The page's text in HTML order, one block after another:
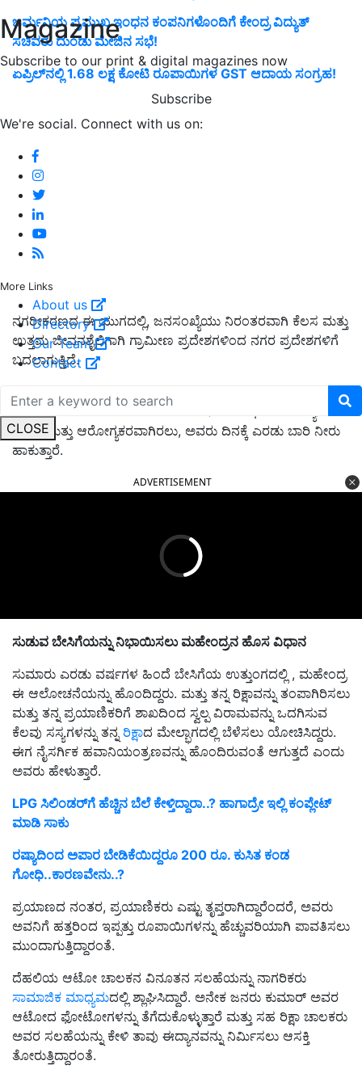
Magazine
Subscribe to our print & digital magazines now
Subscribe
We're social. Connect with us on:
More Links
About us
Directory
Our Team
Contact
CLOSE
ಜರ್ಮನಿಯ ಪ್ರಮುಖ ಇಂಧನ ಕಂಪನಿಗಳೊಂದಿಗೆ ಕೇಂದ್ರ ವಿದ್ಯುತ್
ಸಚಿವರು ದುಂಡು ಮೇಜಿನ ಸಭೆ!
ಏಪ್ರಿಲ್‌ನಲ್ಲಿ 1.68 ಲಕ್ಷ ಕೋಟಿ ರೂಪಾಯಿಗಳ GST ಆದಾಯ ಸಂಗ್ರಹ!
ನಗರೀಕರಣದ ಈ ಯುಗದಲ್ಲಿ, ಜನಸಂಖ್ಯೆಯು ನಿರಂತರವಾಗಿ ಕೆಲಸ ಮತ್ತು
ಉತ್ತಮ ಜೀವನಶೈಲಿಗಾಗಿ ಗ್ರಾಮೀಣ ಪ್ರದೇಶಗಳಿಂದ ನಗರ ಪ್ರದೇಶಗಳಿಗೆ
ಬದಲಾಗುತ್ತಿದೆ.
ಚಾವಣಿಯ ಮೇಲೆ ಚಾಪೆ ಹಾಸಿ, ನಂತರ
ಮಣ್ಣು ಹಾಕುವ ಮೂಲಕ ಕುಮಾರ್ ಗಾರ್ಡನ್‌ ಆರಂಭಿಸಿದರು. ಸಸ್ಯಗಳು
ಹಸಿರು ಮತ್ತು ಆರೋಗ್ಯಕರವಾಗಿರಲು, ಅವರು ದಿನಕ್ಕೆ ಎರಡು ಬಾರಿ ನೀರು
ಹಾಕುತ್ತಾರೆ.
ADVERTISEMENT
ಸುಡುವ ಬೇಸಿಗೆಯನ್ನು ನಿಭಾಯಿಸಲು ಮಹೇಂದ್ರನ ಹೊಸ ವಿಧಾನ
ಸುಮಾರು ಎರಡು ವರ್ಷಗಳ ಹಿಂದೆ ಬೇಸಿಗೆಯ ಉತ್ತುಂಗದಲ್ಲಿ , ಮಹೇಂದ್ರ
ಈ ಆಲೋಚನೆಯನ್ನು ಹೊಂದಿದ್ದರು. ಮತ್ತು ತನ್ನ ರಿಕ್ಷಾವನ್ನು ತಂಪಾಗಿರಿಸಲು
ಮತ್ತು ತನ್ನ ಪ್ರಯಾಣಿಕರಿಗೆ ಶಾಖದಿಂದ ಸ್ವಲ್ಪ ವಿರಾಮವನ್ನು ಒದಗಿಸುವ
ಕೆಲವು ಸಸ್ಯಗಳನ್ನು ತನ್ನರಿಕ್ಷಾದ ಮೇಲ್ಭಾಗದಲ್ಲಿ ಬೆಳೆಸಲು ಯೋಚಿಸಿದ್ದರು.
ಈಗ ನೈಸರ್ಗಿಕ ಹವಾನಿಯಂತ್ರಣವನ್ನು ಹೊಂದಿರುವಂತೆ ಆಗುತ್ತದೆ ಎಂದು
ಅವರು ಹೇಳುತ್ತಾರೆ.
LPG ಸಿಲಿಂಡರ್‌ಗೆ ಹೆಚ್ಚಿನ ಬೆಲೆ ಕೇಳ್ತಿದ್ದಾರಾ..? ಹಾಗಾದ್ರೇ ಇಲ್ಲಿ ಕಂಪ್ಲೇಟ್‌
ಮಾಡಿ ಸಾಕು
ರಷ್ಯಾದಿಂದ ಅಪಾರ ಬೇಡಿಕೆಯಿದ್ದರೂ 200 ರೂ. ಕುಸಿತ ಕಂಡ
ಗೋಧಿ..ಕಾರಣವೇನು..?
ಪ್ರಯಾಣದ ನಂತರ, ಪ್ರಯಾಣಿಕರು ಎಷ್ಟು ತೃಪ್ತರಾಗಿದ್ದಾರೆಂದರೆ, ಅವರು
ಅವನಿಗೆ ಹತ್ತರಿಂದ ಇಪ್ಪತ್ತು ರೂಪಾಯಿಗಳನ್ನು ಹೆಚ್ಚುವರಿಯಾಗಿ ಪಾವತಿಸಲು
ಮುಂದಾಗುತ್ತಿದ್ದಾರಂತೆ.
ದೆಹಲಿಯ ಆಟೋ ಚಾಲಕನ ವಿನೂತನ ಸಲಹೆಯನ್ನು ನಾಗರಿಕರು
ಸಾಮಾಜಿಕ ಮಾಧ್ಯಮದಲ್ಲಿ ಶ್ಲಾಘಿಸಿದ್ದಾರೆ. ಅನೇಕ ಜನರು ಕುಮಾರ್ ಅವರ
ಆಟೋದ ಫೋಟೋಗಳನ್ನು ತೆಗೆದುಕೊಳ್ಳುತ್ತಾರೆ ಮತ್ತು ಸಹ ರಿಕ್ಷಾ ಚಾಲಕರು
ಅವರ ಸಲಹೆಯನ್ನು ಕೇಳಿ ತಾವು ಈದ್ಯಾನವನ್ನು ನಿರ್ಮಿಸಲು ಆಸಕ್ತಿ
ತೋರುತ್ತಿದ್ದಾರಂತೆ.